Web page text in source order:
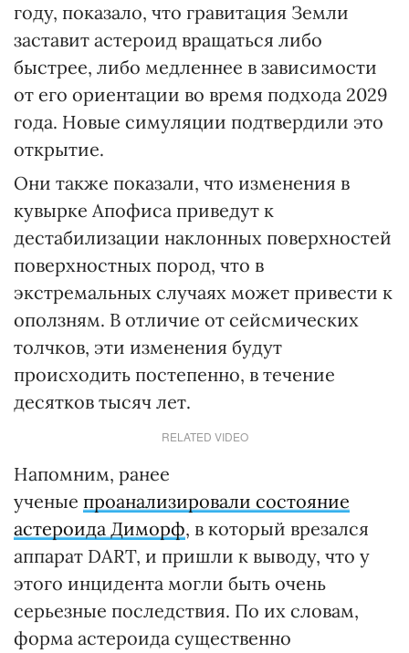
году, показало, что гравитация Земли
заставит астероид вращаться либо
быстрее, либо медленнее в зависимости
от его ориентации во время подхода 2029
года. Новые симуляции подтвердили это
открытие.
Они также показали, что изменения в
кувырке Апофиса приведут к
дестабилизации наклонных поверхностей
поверхностных пород, что в
экстремальных случаях может привести к
оползням. В отличие от сейсмических
толчков, эти изменения будут
происходить постепенно, в течение
десятков тысяч лет.
RELATED VIDEO
Напомним, ранее
ученые проанализировали состояние
астероида Диморф, в который врезался
аппарат DART, и пришли к выводу, что у
этого инцидента могли быть очень
серьезные последствия. По их словам,
форма астероида существенно